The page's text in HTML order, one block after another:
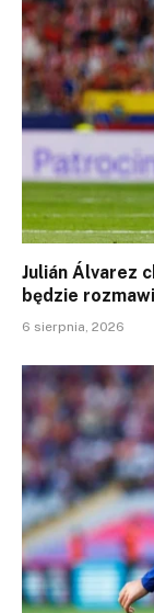
Julián Álvarez
będzie
6 sierpnia, 2026